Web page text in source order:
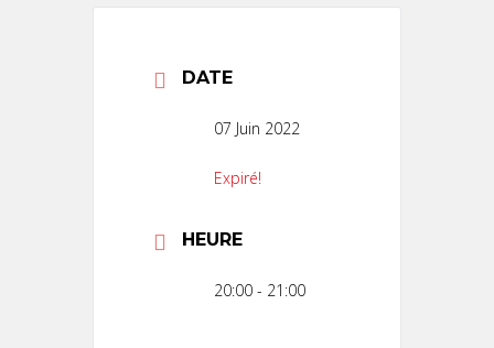
DATE
07 Juin 2022
Expiré!
HEURE
20:00 - 21:00